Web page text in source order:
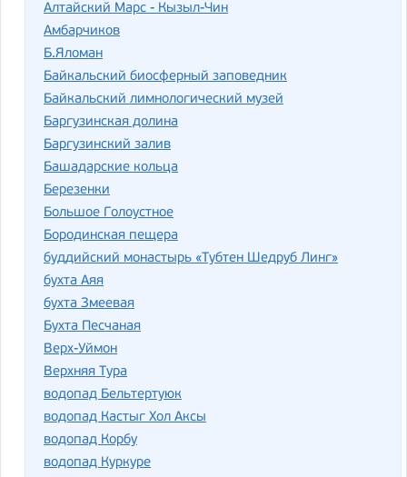
Алтайский Марс - Кызыл-Чин
Амбарчиков
Б.Яломан
Байкальский биосферный заповедник
Байкальский лимнологический музей
Баргузинская долина
Баргузинский залив
Башадарские кольца
Березенки
Большое Голоустное
Бородинская пещера
буддийский монастырь «Тубтен Шедруб Линг»
бухта Аяя
бухта Змеевая
Бухта Песчаная
Верх-Уймон
Верхняя Тура
водопад Бельтертуюк
водопад Кастыг Хол Аксы
водопад Корбу
водопад Куркуре